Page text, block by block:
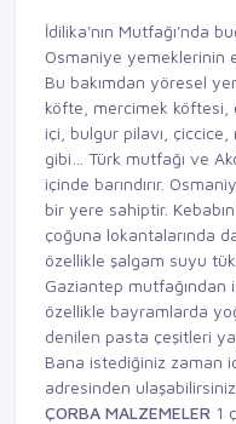
İdilika'nın Mutfağı'nda
Osmaniye yemeklerinin
Bu bakımdan yöresel
köfte, mercimek köftesi,
içi, bulgur pilavı, çiccice,
gibi… Türk mutfağı ve
içinde barındırır.
bir yere sahiptir.
çoğuna lokantalarında
özellikle şalgam suyu
Gaziantep mutfağından
özellikle bayramlarda
denilen pasta çeşitleri
Bana istediğiniz zaman
adresinden
ÇORBA MALZEMELER 1